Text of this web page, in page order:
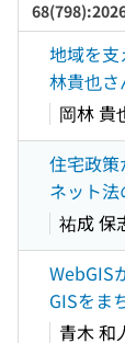
地域を
林貴也
岡林 貴
住宅政策
ネット
祐成 保
WebGIS
GISをま
青木 和